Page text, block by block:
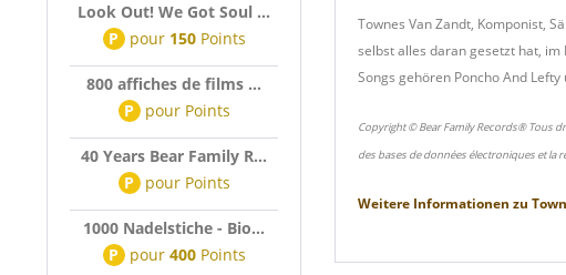
Look Out! We Got Soul ...
P pour 150Points
800 affiches de films ...
P pour Points
40 Years Bear Family R...
P pour Points
1000 Nadelstiche - Bio...
P pour 400Points
Townes Van Zandt, Komponist,
selbst alles daran gesetzt hat,
Songs gehören Poncho And
Copyright © Bear Family Records® Tous
des bases de données électroniques et la
Weitere Informationen zu